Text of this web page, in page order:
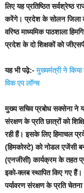
लिए यह प्रतिष्ठित सर्वश्रेष्ठ
करेंगे। प्रदेश के सोलन जिला
वरिष्ठ माध्यमिक पाठशाला
प्रदेश के दो शिक्षकों को
यह भी पढ़े:-मुख्यमंत्री ने किया
विक एप लॉन्च
मुख्य सचिव प्रबोध सक्सेना ने
संरक्षण के प्रति छात्रों को
रही हैं। इसके लिए हिमाचल प्रदेश
(हिमकोस्टे) को नोडल एजेंसी
(एनजीसी) कार्यक्रम के तहत
इको-क्लब स्थापित किए गए हैं।
पर्यावरण संरक्षण के प्रति